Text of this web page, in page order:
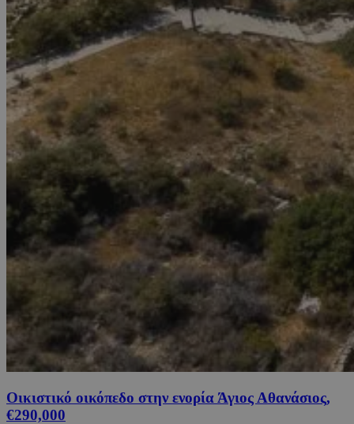
Οικιστικό οικόπεδο στην ενορία Άγιος Αθανάσιος,
€290,000